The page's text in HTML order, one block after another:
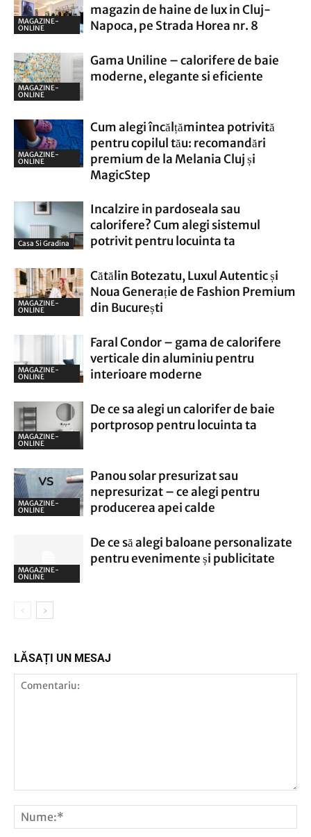
MAGAZINE-
ONLINE
magazin de haine de lux in Cluj-
Napoca, pe Strada Horea nr. 8
MAGAZINE-
ONLINE
Gama Uniline – calorifere de baie
moderne, elegante si eficiente
MAGAZINE-
ONLINE
Cum alegi încălțămintea potrivită
pentru copilul tău: recomandări
premium de la Melania Cluj și
MagicStep
Casa Si Gradina
Incalzire in pardoseala sau
calorifere? Cum alegi sistemul
potrivit pentru locuinta ta
MAGAZINE-
ONLINE
Cătălin Botezatu, Luxul Autentic și
Noua Generație de Fashion Premium
din București
MAGAZINE-
ONLINE
Faral Condor – gama de calorifere
verticale din aluminiu pentru
interioare moderne
MAGAZINE-
ONLINE
De ce sa alegi un calorifer de baie
portprosop pentru locuinta ta
MAGAZINE-
ONLINE
Panou solar presurizat sau
nepresurizat – ce alegi pentru
producerea apei calde
MAGAZINE-
ONLINE
De ce să alegi baloane personalizate
pentru evenimente și publicitate
LĂSAȚI UN MESAJ